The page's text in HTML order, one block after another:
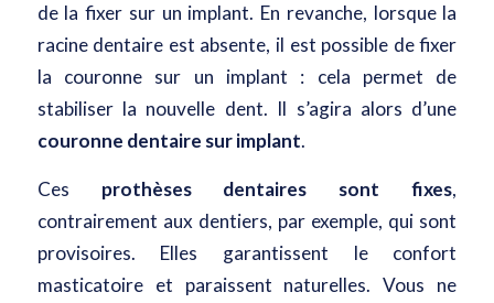
de la fixer sur un implant. En revanche, lorsque la
racine dentaire est absente, il est possible de fixer
la couronne sur un implant : cela permet de
stabiliser la nouvelle dent. Il s’agira alors d’une
couronne dentaire sur implant.
Ces prothèses dentaires sont fixes,
contrairement aux dentiers, par exemple, qui sont
provisoires. Elles garantissent le confort
masticatoire et paraissent naturelles. Vous ne